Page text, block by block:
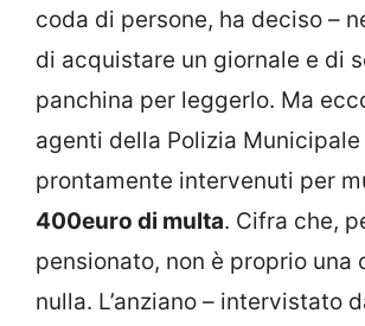
coda di persone, ha deciso –
di acquistare un giornale e di
panchina per leggerlo. Ma
agenti della Polizia Municipale
prontamente intervenuti per
400euro di multa. Cifra che,
pensionato, non è proprio una
nulla. L’anziano – intervistato